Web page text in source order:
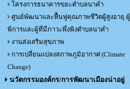
โครงการธนาคารขยะตำบลนาคำ
ศูนย์พัฒนาและฟื้นฟูคุณภาพชีวิตผู้สูงอายุ ผู้
พิการและผู้ที่มีภาวะพึ่งพิงตำบลนาคำ
งานส่งเสริมสุขภาพ
การเปลี่ยนแปลงสภาพภูมิอากาศ (Climate
Change)
นวัตกรรมองค์กร/การพัฒนาเมืองน่าอยู่